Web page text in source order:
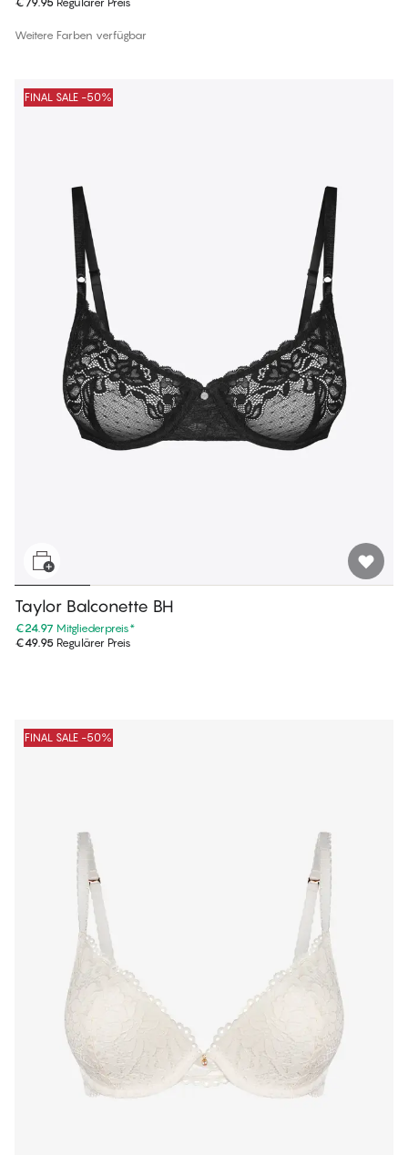
Weitere Farben verfügbar
FINAL SALE -50%
Taylor Balconette BH
€24.97 Mitgliederpreis*
€49.95 Regulärer Preis
FINAL SALE -50%